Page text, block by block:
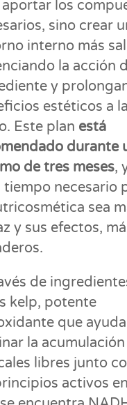
aportar los
sino crear
interno más
la acción
y
estéticos a
Este plan está
durante
de tres meses,
tiempo necesario
sea
y sus efectos,
de
kelp, potente
que
la
libres junto
activos